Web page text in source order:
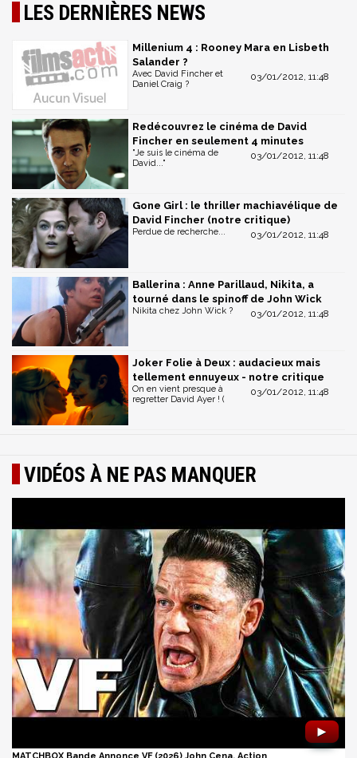
LES DERNIÈRES NEWS
Millenium 4 : Rooney Mara en Lisbeth
Salander ?
03/01/2012, 11:48
Avec David Fincher et
Daniel Craig ?
Redécouvrez le cinéma de David
Fincher en seulement 4 minutes
03/01/2012, 11:48
"Je suis le cinéma de
David..."
Gone Girl : le thriller machiavélique de
David Fincher (notre critique)
03/01/2012, 11:48
Perdue de recherche...
Ballerina : Anne Parillaud, Nikita, a
tourné dans le spinoff de John Wick
03/01/2012, 11:48
Nikita chez John Wick ?
Joker Folie à Deux : audacieux mais
tellement ennuyeux - notre critique
03/01/2012, 11:48
On en vient presque à
regretter David Ayer ! (
VIDÉOS À NE PAS MANQUER
►
MATCHBOX Bande Annonce VF (2026) John Cena, Action